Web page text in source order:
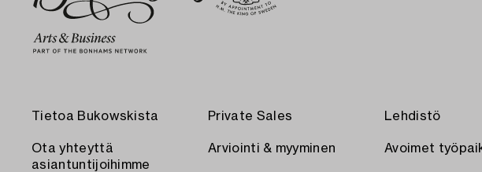
Tietoa Bukowskista
Ota yhteyttä
asiantuntijoihimme
Private Sales
Arviointi & myyminen
Lehdistö
Avoimet